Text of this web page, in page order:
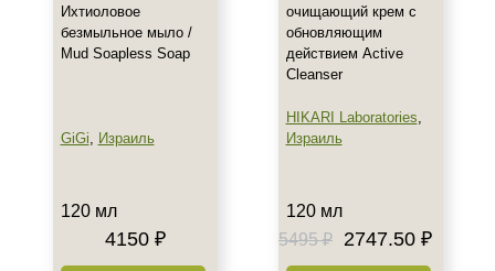
Ежедневный
Показать еще
Для женщин
Демакияж
Ихтиоловое
безмыльное мыло /
Mud Soapless Soap
GiGi, Израиль
120 мл
4150 ₽
очищающий крем с
обновляющим
действием Active
Cleanser
HIKARI Laboratories,
Израиль
120 мл
5495 ₽
2747.50 ₽